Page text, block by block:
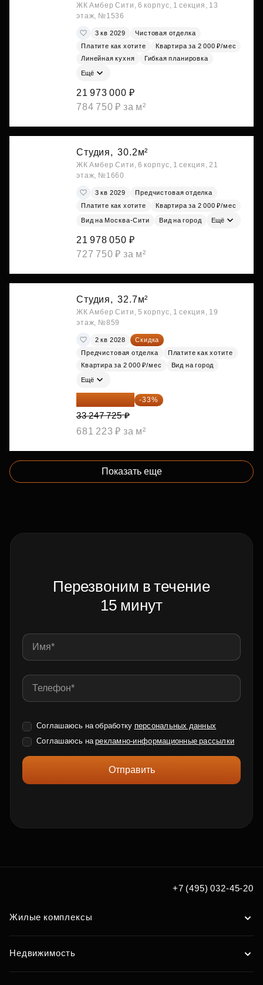
ЖК Амбер Сити, 6 корпус, 1 секция, 13
этаж, №1536
3 кв 2029
Чистовая отделка
Платите как хотите
Квартира за 2 000 ₽/мес
Линейная кухня
Гибкая планировка
Ещё
21 973 000 ₽
784 750 ₽ за м²
Студия, 30.2м²
ЖК Амбер Сити, 6 корпус, 1 секция, 21
этаж, №1660
3 кв 2029
Предчистовая отделка
Платите как хотите
Квартира за 2 000 ₽/мес
Вид на Москва-Сити Вид на город Ещё
21 978 050 ₽
727 750 ₽ за м²
Студия, 32.7м²
ЖК Амбер Сити, 5 корпус, 1 секция, 19
этаж, №859
2 кв 2028
Скидка
Предчистовая отделка
Платите как хотите
Квартира за 2 000 ₽/мес
Вид на город
Ещё
22 275 976 ₽ -33%
33 247 725 ₽
681 223 ₽ за м²
Показать еще
Перезвоним в течение
15 минут
Соглашаюсь на обработку персональных данных
Соглашаюсь нарекламно-информационные рассылки
Отправить
+7 (495) 032-45-20
Жилые комплексы
Недвижимость